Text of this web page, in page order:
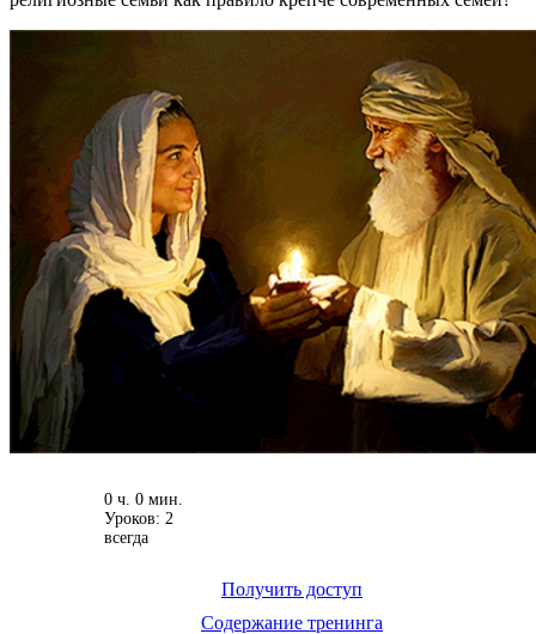
0 ч. 0 мин.
Уроков: 2
всегда
Получить доступ
Содержание тренинга